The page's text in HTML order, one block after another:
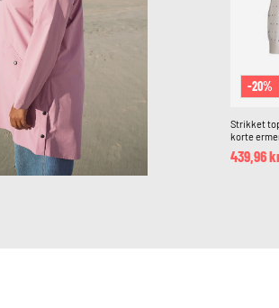
-20%
Strikket
korte
439,96